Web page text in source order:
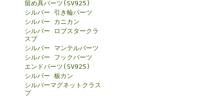
留め具パーツ(SV925)
シルバー 引き輪パーツ
シルバー カニカン
シルバー ロブスタークラ
スプ
シルバー マンテルパーツ
シルバー フックパーツ
エンドパーツ(SV925)
シルバー 板カン
シルバーマグネットクラス
プ